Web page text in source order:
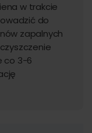
w trakcie
do
zapalnych
co 3-6